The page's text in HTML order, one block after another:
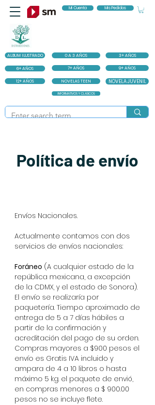
ALBUM ILUSTRADO 0 A 3 AÑOS 3+ AÑOS
6+ AÑOS 7+ AÑOS 9+ AÑOS
12+ AÑOS NOVELAS TEEN NOVELA JUVENIL
INFORMATIVOS Y CLASICOS
Mi Cuenta Mis Pedidos
Política de envío
Envíos Nacionales.
Actualmente contamos con dos
servicios de envíos nacionales:
Foráneo (A cualquier estado de la
república mexicana, a excepción
de la CDMX, y el estado de Sonora).
El envío se realizaría por
paquetería. Tiempo aproximado de
entrega de 5 a 7 días hábiles a
partir de la confirmación y
acreditación del pago de su orden.
Compras mayores a $900 pesos el
envío es Gratis IVA incluido y
ampara de 4 a 10 libros o hasta
máximo 5 kg. el paquete de envió,
en compras menores a $ 900.00
pesos no se incluye flete.